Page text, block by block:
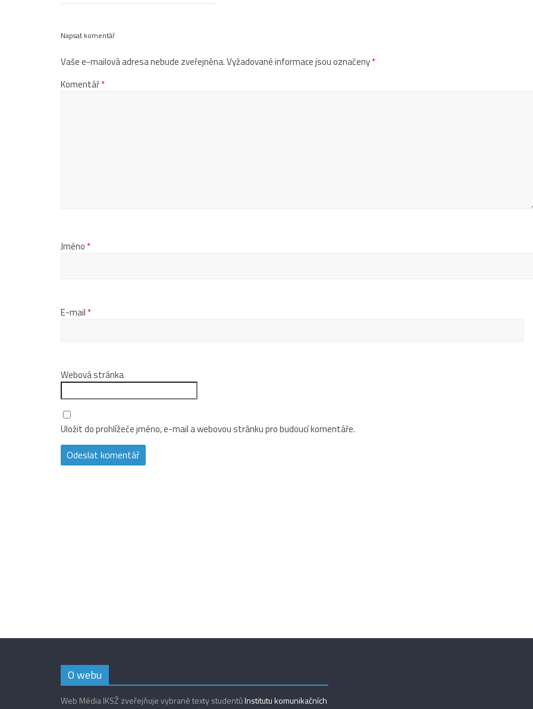
Napsat komentář
Vaše e-mailová adresa nebude zveřejněna.Vyžadované informace jsou označeny*
Komentář*
Jméno *
E-mail *
Webová stránka
Uložit do prohlížeče jméno, e-mail a webovou stránku pro budoucí komentáře.
O webu
Web Média IKSŽ zveřejňuje vybrané texty studentůInstitutu komunikačních